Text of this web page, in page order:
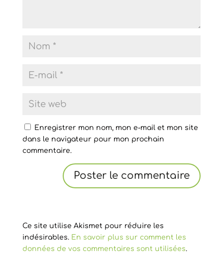
Enregistrer mon nom, mon e-mail et mon site
dans le navigateur pour mon prochain
commentaire.
Ce site utilise Akismet pour réduire les
indésirables. En savoir plus sur comment les
données de vos commentaires sont utilisées.